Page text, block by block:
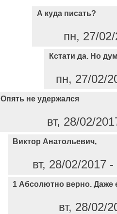
А куда писать?
пн, 27/
Кстати да. Но
пн, 27/02/
Опять не удержался
вт, 28/02/
Виктор Анатольевич,
вт, 28/02/2017
1 Абсолютно верно. Даже
вт, 28/02/